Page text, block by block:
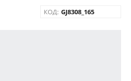
КОД: GJ8308_165